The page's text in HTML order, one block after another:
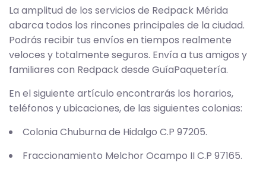
La amplitud de los servicios de Redpack Mérida
abarca todos los rincones principales de la ciudad.
Podrás recibir tus envíos en tiempos realmente
veloces y totalmente seguros. Envía a tus amigos y
familiares con Redpack desde GuíaPaquetería.
En el siguiente artículo encontrarás los horarios,
teléfonos y ubicaciones, de las siguientes colonias:
Colonia Chuburna de Hidalgo C.P 97205.
Fraccionamiento Melchor Ocampo II C.P 97165.